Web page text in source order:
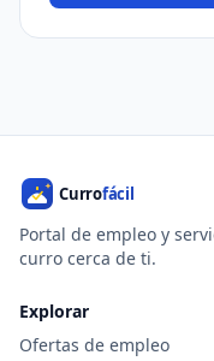
Portal de empleo y
curro cerca de ti.
Explorar
Ofertas de empleo